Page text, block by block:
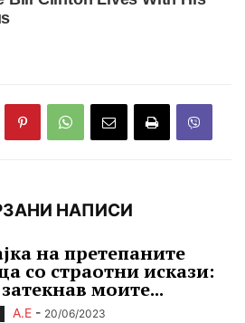
НАПИСИ
на претепаните
со страотни искази:
моите...
А.Е - 20/06/2023